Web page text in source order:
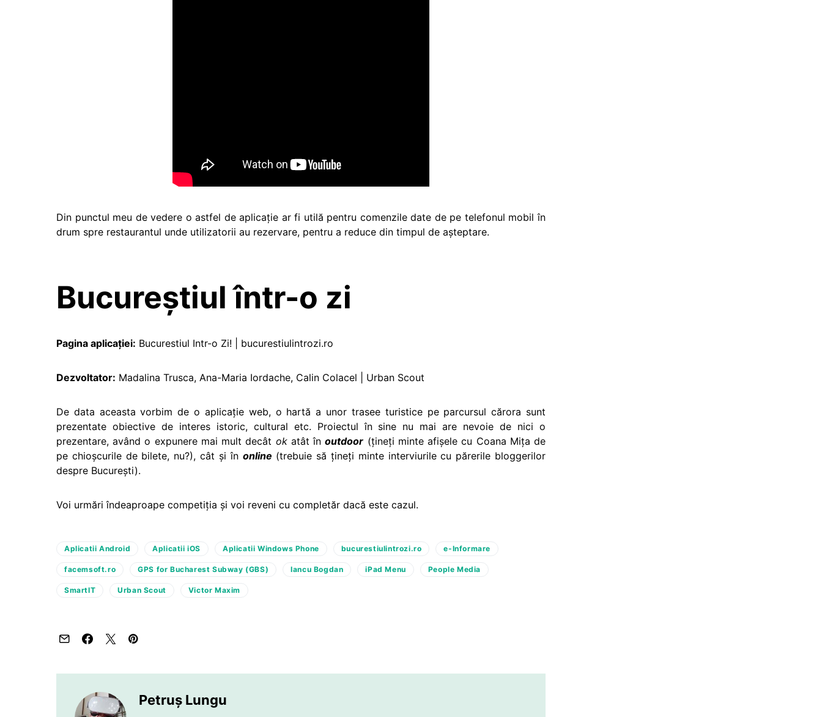
Din punctul meu de vedere o astfel de aplicaţie ar fi utilă pentru comenzile date de pe telefonul mobil în
drum spre restaurantul unde utilizatorii au rezervare, pentru a reduce din timpul de aşteptare.
Bucureştiul într-o zi
Pagina aplicaţiei: Bucurestiul Intr-o Zi! | bucurestiulintrozi.ro
Dezvoltator: Madalina Trusca, Ana-Maria Iordache, Calin Colacel | Urban Scout
De data aceasta vorbim de o aplicaţie web, o hartă a unor trasee turistice pe parcursul cărora sunt
prezentate obiective de interes istoric, cultural etc. Proiectul în sine nu mai are nevoie de nici o
prezentare, având o expunere mai mult decât okatât înoutdoor (ţineţi minte afişele cu Coana Miţa de
pe chioşcurile de bilete, nu?), cât şi în online (trebuie să ţineţi minte interviurile cu părerile bloggerilor
despre Bucureşti).
Voi urmări îndeaproape competiţia şi voi reveni cu completăr dacă este cazul.
Aplicatii Android Aplicatii iOS Aplicatii Windows Phone bucurestiulintrozi.ro e-Informare
facemsoft.ro GPS for Bucharest Subway (GBS) Iancu Bogdan iPad Menu People Media
SmartIT Urban Scout Victor Maxim
Petruș Lungu